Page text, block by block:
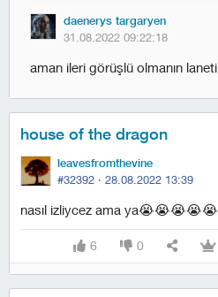
daenerys targaryen
31.08.2022 09:22:18
aman ileri görüşlü olmanın
house of the dragon
leavesfromthevine
#32392 · 28.08.2022 13:39
nasıl izliycez ama
6 0